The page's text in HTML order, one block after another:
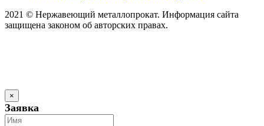
2021 © Нержавеющий металлопрокат. Информация сайта
защищена законом об авторских правах.
×
Заявка